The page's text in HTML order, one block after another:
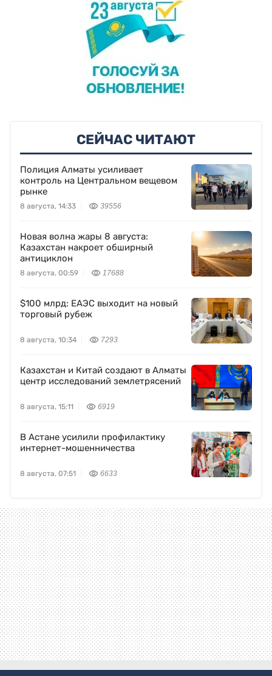
СЕЙЧАС ЧИТАЮТ
Полиция Алматы усиливает
контроль на Центральном вещевом
рынке
8 августа, 14:33 39556
Новая волна жары 8 августа:
Казахстан накроет обширный
антициклон
8 августа, 00:59 17688
$100 млрд: ЕАЭС выходит на новый
торговый рубеж
8 августа, 10:34 7293
Казахстан и Китай создают в Алматы
центр исследований землетрясений
8 августа, 15:11 6919
В Астане усилили профилактику
интернет-мошенничества
8 августа, 07:51 6633